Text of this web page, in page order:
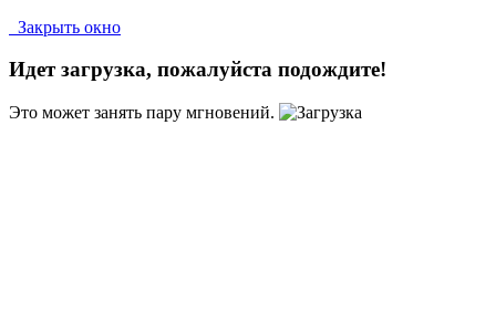
Закрыть окно
Идет загрузка, пожалуйста подождите!
Это может занять пару мгновений.